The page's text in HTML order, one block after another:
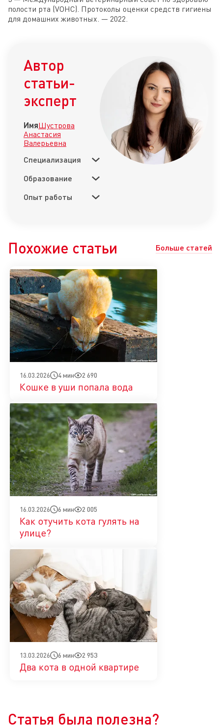
полости рта (VOHC). Протоколы оценки средств гигиены
для домашних животных. — 2022.
Автор
статьи-
эксперт
ИмяШустрова
Анастасия
Валерьевна
Специализация
Образование
Опыт работы
Похожие статьи Больше статей
16.03.2026 4 мин 2 690
Кошке в уши попала вода
16.03.2026 6 мин 2 005
Как отучить кота гулять на
улице?
13.03.2026 6 мин 2 953
Два кота в одной квартире
Статья была полезна?